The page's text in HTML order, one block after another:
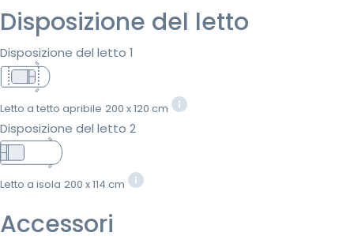
Disposizione del letto
Disposizione del letto 1
Letto a tetto apribile 200 x 120 cm
Disposizione del letto 2
Letto a isola 200 x 114 cm
Accessori